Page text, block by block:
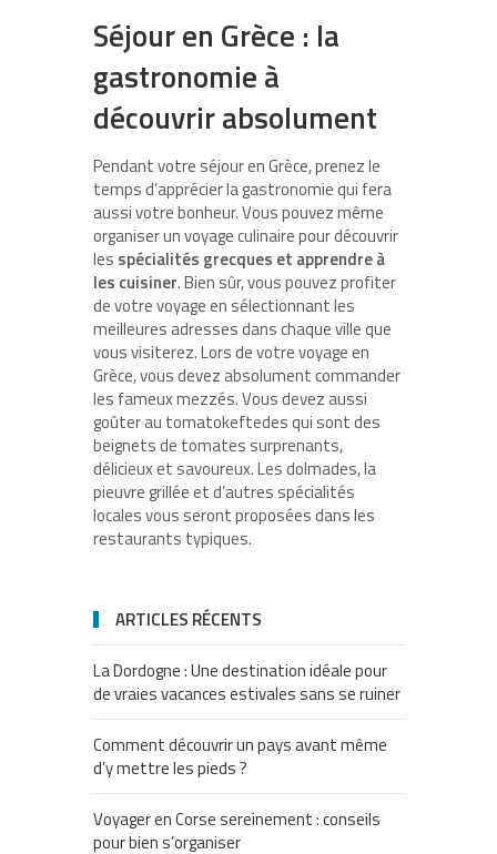
Séjour en Grèce : la
gastronomie à
découvrir absolument
Pendant votre séjour en Grèce, prenez le
temps d’apprécier la gastronomie qui fera
aussi votre bonheur. Vous pouvez même
organiser un voyage culinaire pour découvrir
les spécialités grecques et apprendre à
les cuisiner. Bien sûr, vous pouvez profiter
de votre voyage en sélectionnant les
meilleures adresses dans chaque ville que
vous visiterez. Lors de votre voyage en
Grèce, vous devez absolument commander
les fameux mezzés. Vous devez aussi
goûter au tomatokeftedes qui sont des
beignets de tomates surprenants,
délicieux et savoureux. Les dolmades, la
pieuvre grillée et d’autres spécialités
locales vous seront proposées dans les
restaurants typiques.
ARTICLES RÉCENTS
La Dordogne : Une destination idéale pour
de vraies vacances estivales sans se ruiner
Comment découvrir un pays avant même
d’y mettre les pieds ?
Voyager en Corse sereinement : conseils
pour bien s’organiser